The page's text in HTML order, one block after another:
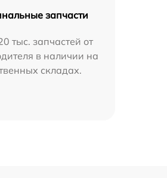
запчасти
тыс. запчастей от
в наличии на
складах.